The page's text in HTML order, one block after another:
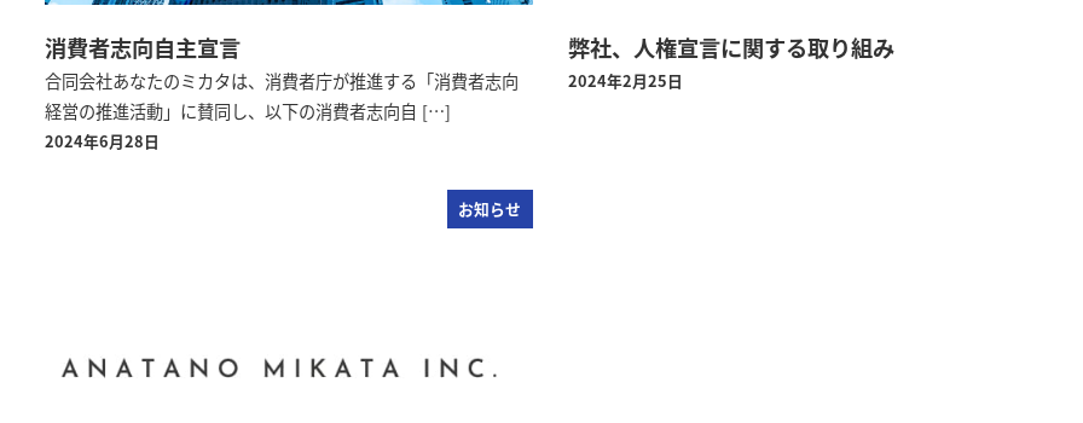
消費者志向自主宣言
合同会社あなたのミカタは、消費者庁が推進する「消費者志向
経営の推進活動」に賛同し、以下の消費者志向自 […]
2024年6月28日
弊社、人権宣言に関する取り組み
2024年2月25日
お知らせ